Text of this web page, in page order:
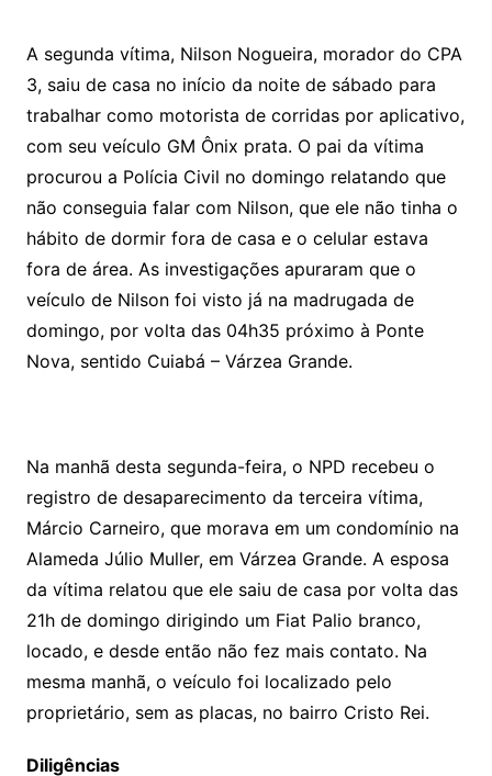
A segunda vítima, Nilson Nogueira, morador do CPA
3, saiu de casa no início da noite de sábado para
trabalhar como motorista de corridas por aplicativo,
com seu veículo GM Ônix prata. O pai da vítima
procurou a Polícia Civil no domingo relatando que
não conseguia falar com Nilson, que ele não tinha o
hábito de dormir fora de casa e o celular estava
fora de área. As investigações apuraram que o
veículo de Nilson foi visto já na madrugada de
domingo, por volta das 04h35 próximo à Ponte
Nova, sentido Cuiabá – Várzea Grande.
Na manhã desta segunda-feira, o NPD recebeu o
registro de desaparecimento da terceira vítima,
Márcio Carneiro, que morava em um condomínio na
Alameda Júlio Muller, em Várzea Grande. A esposa
da vítima relatou que ele saiu de casa por volta das
21h de domingo dirigindo um Fiat Palio branco,
locado, e desde então não fez mais contato. Na
mesma manhã, o veículo foi localizado pelo
proprietário, sem as placas, no bairro Cristo Rei.
Diligências